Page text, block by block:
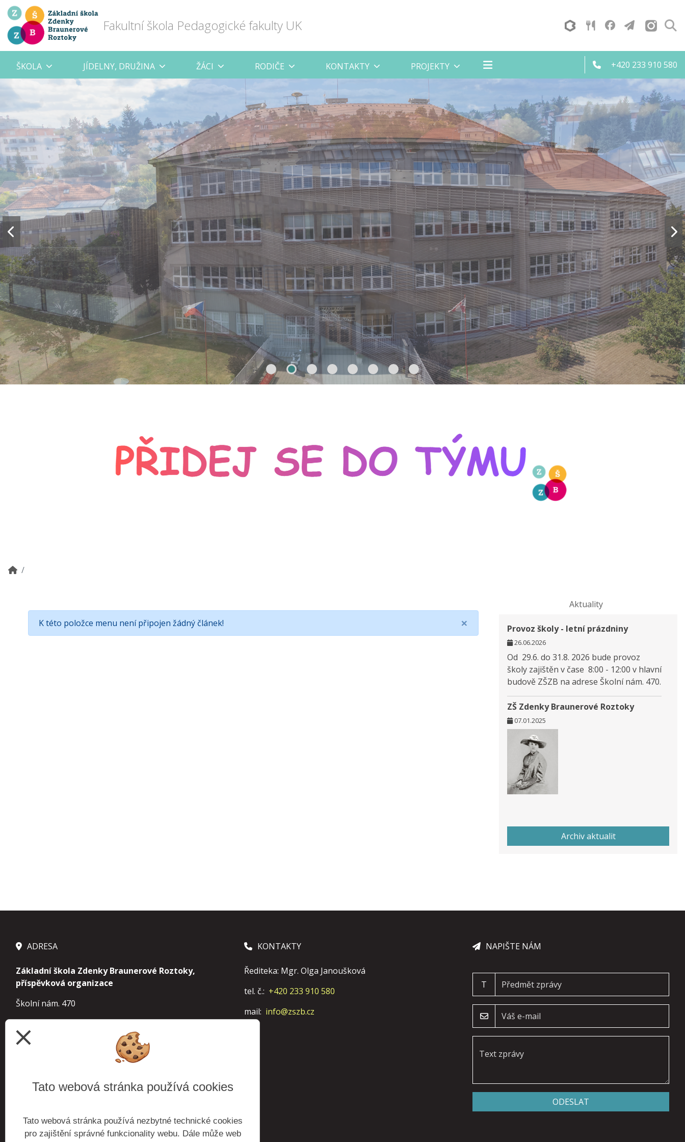
Fakultní škola Pedagogické fakulty UK
ŠKOLA JÍDELNY, DRUŽINA ŽÁCI RODIČE KONTAKTY PROJEKTY +420 233 910 580
×
K této položce menu není připojen žádný článek!
Aktuality
Provoz školy - letní prázdniny
26.06.2026
Od 29.6. do 31.8. 2026 bude provoz
školy zajištěn v čase 8:00 - 12:00 v hlavní
budově ZŠZB na adrese Školní nám. 470.
ZŠ Zdenky Braunerové Roztoky
07.01.2025
Archiv aktualit
ADRESA
Základní škola Zdenky Braunerové Roztoky,
příspěvková organizace
Školní nám. 470
IČ 70854963
IZO 000 241 610 základní škola
113 900 155školní družina
budova Roztoky Školní nám. 470, 252 63 Roztoky
budova Žalov
Zaorálkova 1300, 252 63 Roztoky
KONTAKTY
Řediteka: Mgr. Olga Janoušková
tel. č.: +420 233 910 580
mail: info@zszb.cz
NAPIŠTE NÁM
T
ODESLAT
close
Tato webová stránka používá cookies
Tato webová stránka používá nezbytné technické cookies
pro zajištění správné funkcionality webu. Dále může web